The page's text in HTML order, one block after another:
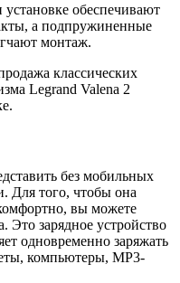
обеспечивают
а подпружиненные
монтаж.
классических
Legrand Valena 2
без мобильных
Для того, чтобы она
вы можете
Это зарядное устройство
одновременно заряжать
компьютеры, MP3-